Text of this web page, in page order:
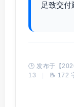
足致交付
🕒 发布于【
13
📝 172